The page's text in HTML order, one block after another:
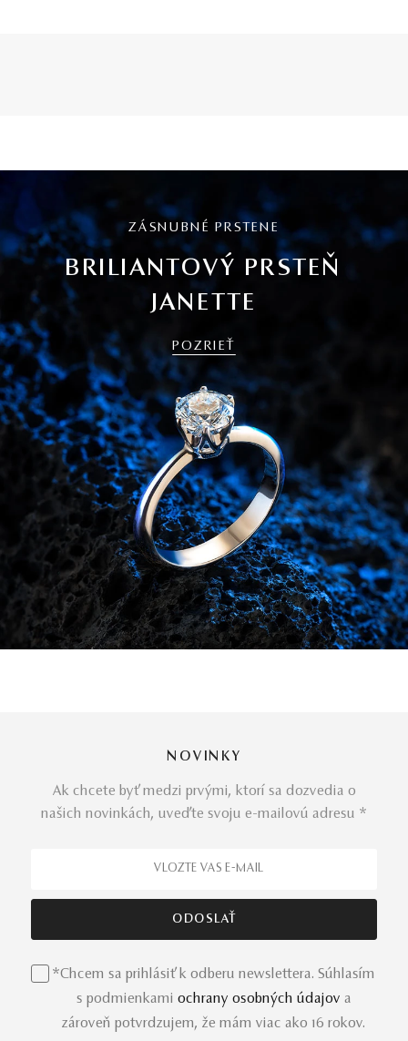
ZÁSNUBNÉ PRSTENE
BRILIANTOVÝ PRSTEŇ
JANETTE
POZRIEŤ
NOVINKY
Ak chcete byť medzi prvými, ktorí sa dozvedia o
našich novinkách, uveďte svoju e-mailovú adresu *
*Chcem sa prihlásiť k odberu newslettera. Súhlasím
s podmienkami ochrany osobných údajov a
zároveň potvrdzujem, že mám viac ako 16 rokov.